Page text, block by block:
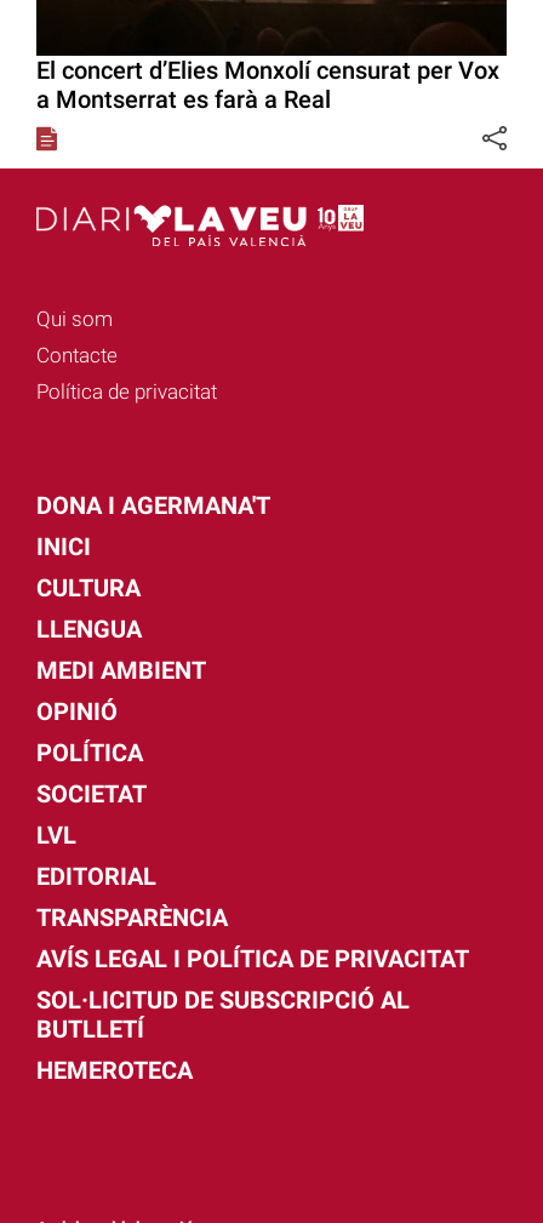
El concert d’Elies Monxolí censurat per Vox
a Montserrat es farà a Real
Qui som
Contacte
Política de privacitat
DONA I AGERMANA'T
INICI
CULTURA
LLENGUA
MEDI AMBIENT
OPINIÓ
POLÍTICA
SOCIETAT
LVL
EDITORIAL
TRANSPARÈNCIA
AVÍS LEGAL I POLÍTICA DE PRIVACITAT
SOL·LICITUD DE SUBSCRIPCIÓ AL
BUTLLETÍ
HEMEROTECA